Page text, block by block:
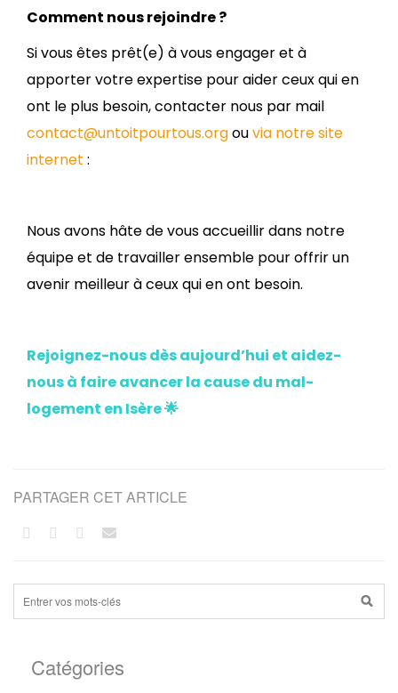
Comment nous rejoindre ?
Si vous êtes prêt(e) à vous engager et à
apporter votre expertise pour aider ceux qui en
ont le plus besoin, contacter nous par mail
contact@untoitpourtous.orgouvia notre site
internet :
Nous avons hâte de vous accueillir dans notre
équipe et de travailler ensemble pour offrir un
avenir meilleur à ceux qui en ont besoin.
Rejoignez-nous dès aujourd’hui et aidez-
nous à faire avancer la cause du mal-
logement en Isère 🌟
PARTAGER CET ARTICLE
Catégories